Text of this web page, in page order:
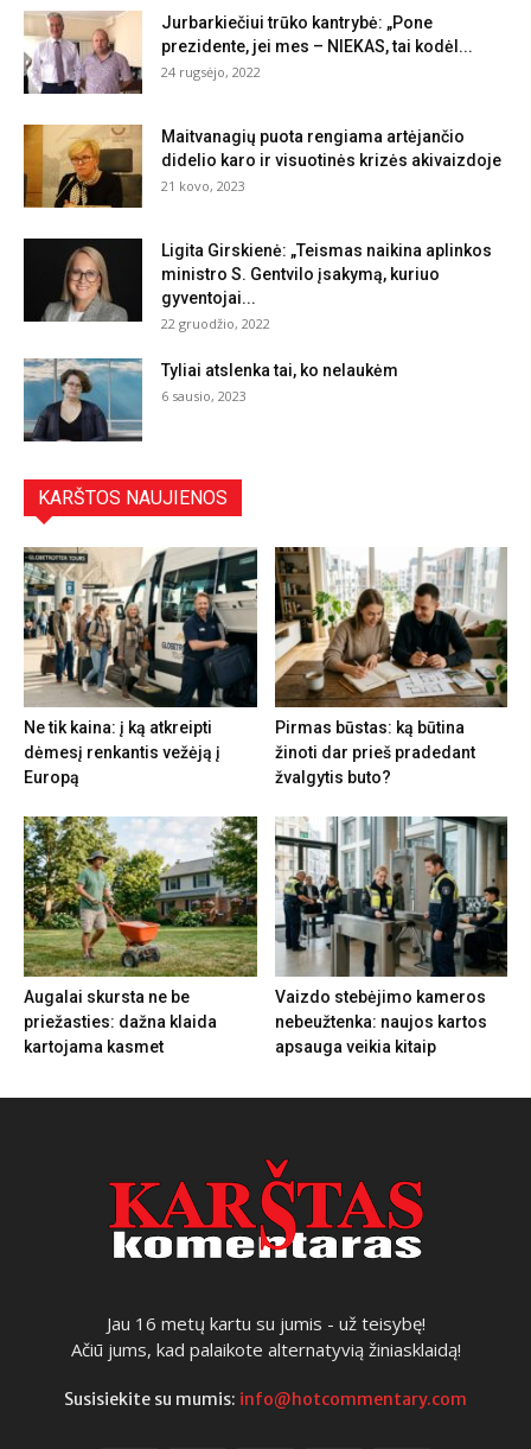
Jurbarkiečiui trūko kantrybė: „Pone
prezidente, jei mes – NIEKAS, tai kodėl...
24 rugsėjo, 2022
Maitvanagių puota rengiama artėjančio
didelio karo ir visuotinės krizės akivaizdoje
21 kovo, 2023
Ligita Girskienė: „Teismas naikina aplinkos
ministro S. Gentvilo įsakymą, kuriuo
gyventojai...
22 gruodžio, 2022
Tyliai atslenka tai, ko nelaukėm
6 sausio, 2023
KARŠTOS NAUJIENOS
Ne tik kaina: į ką atkreipti
dėmesį renkantis vežėją į
Europą
Pirmas būstas: ką būtina
žinoti dar prieš pradedant
žvalgytis buto?
Augalai skursta ne be
priežasties: dažna klaida
kartojama kasmet
Vaizdo stebėjimo kameros
nebeužtenka: naujos kartos
apsauga veikia kitaip
Jau 16 metų kartu su jumis - už teisybę!
Ačiū jums, kad palaikote alternatyvią žiniasklaidą!
Susisiekite su mumis: info@hotcommentary.com